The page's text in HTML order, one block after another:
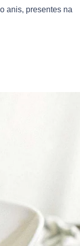
anis, presentes na